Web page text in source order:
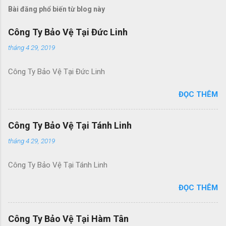
Bài đăng phổ biến từ blog này
Công Ty Bảo Vệ Tại Đức Linh
tháng 4 29, 2019
Công Ty Bảo Vệ Tại Đức Linh
ĐỌC THÊM
Công Ty Bảo Vệ Tại Tánh Linh
tháng 4 29, 2019
Công Ty Bảo Vệ Tại Tánh Linh
ĐỌC THÊM
Công Ty Bảo Vệ Tại Hàm Tân